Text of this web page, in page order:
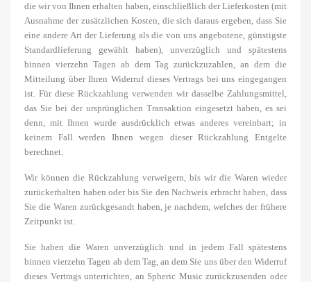
die wir von Ihnen erhalten haben, einschließlich der Lieferkosten (mit
Ausnahme der zusätzlichen Kosten, die sich daraus ergeben, dass Sie
eine andere Art der Lieferung als die von uns angebotene, günstigste
Standardlieferung gewählt haben), unverzüglich und spätestens
binnen vierzehn Tagen ab dem Tag zurückzuzahlen, an dem die
Mitteilung über Ihren Widerruf dieses Vertrags bei uns eingegangen
ist. Für diese Rückzahlung verwenden wir dasselbe Zahlungsmittel,
das Sie bei der ursprünglichen Transaktion eingesetzt haben, es sei
denn, mit Ihnen wurde ausdrücklich etwas anderes vereinbart; in
keinem Fall werden Ihnen wegen dieser Rückzahlung Entgelte
berechnet.
Wir können die Rückzahlung verweigern, bis wir die Waren wieder
zurückerhalten haben oder bis Sie den Nachweis erbracht haben, dass
Sie die Waren zurückgesandt haben, je nachdem, welches der frühere
Zeitpunkt ist.
Sie haben die Waren unverzüglich und in jedem Fall spätestens
binnen vierzehn Tagen ab dem Tag, an dem Sie uns über den Widerruf
dieses Vertrags unterrichten, an Spheric Music zurückzusenden oder